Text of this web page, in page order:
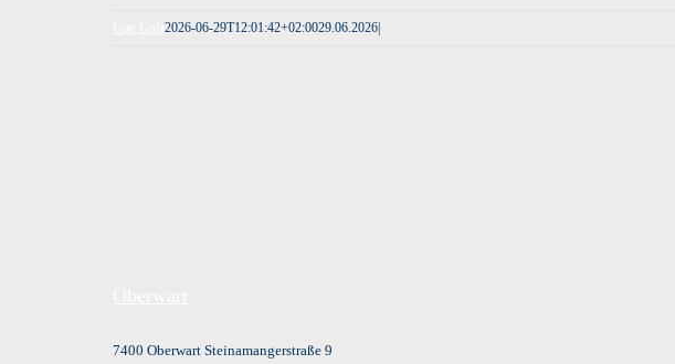
Ivan Gula2026-06-29T12:01:42+02:0029.06.2026
7400 Oberwart Steinamangerstraße 9